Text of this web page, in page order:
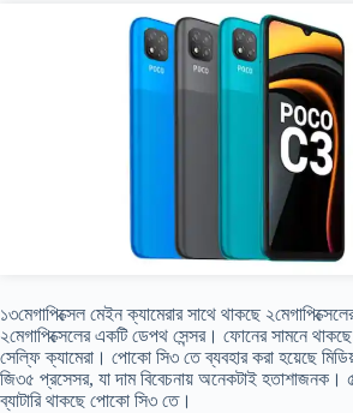
১৩মেগাপিক্সেল মেইন ক্যামেরার সাথে থাকছে
২মেগাপিক্সেলের একটি ডেপথ সেন্সর। ফোনের সামনে থাকছে
সেল্ফি ক্যামেরা। পোকো সি৩ তে ব্যবহার করা হয়েছে
জি৩৫ প্রসেসর, যা দাম বিবেচনায় অনেকটাই হতাশাজনক।
ব্যাটারি থাকছে পোকো সি৩ তে।